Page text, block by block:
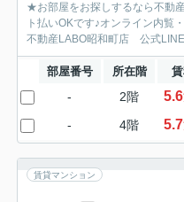
★お部屋をお探しするなら不動
ト払いOKです♪オンライン内
不動産LABO昭和町店 公式
部屋番号 所在階
- 2階 5.6
- 4階 5.7
賃貸マンション